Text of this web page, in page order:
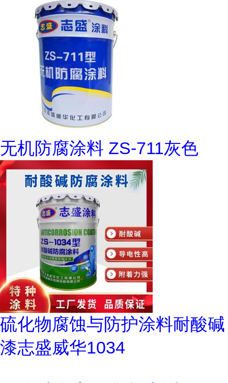
无机防腐涂料 ZS-711灰色
硫化物腐蚀与防护涂料耐酸碱
漆志盛威华1034